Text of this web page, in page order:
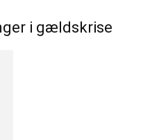
i gældskrise